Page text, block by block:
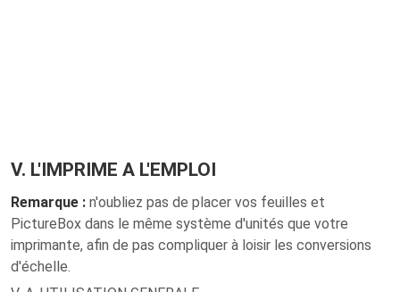
V. L'IMPRIME A L'EMPLOI
Remarque : n'oubliez pas de placer vos feuilles et
PictureBox dans le même système d'unités que votre
imprimante, afin de pas compliquer à loisir les conversions
d'échelle.